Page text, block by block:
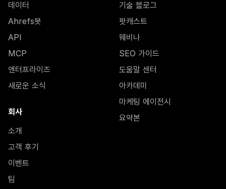
데이터
Ahrefs봇
API
MCP
엔터프라이즈
새로운 소식
회사
소개
고객 후기
이벤트
팀
기술 블로그
팟캐스트
웨비나
SEO 가이드
도움말 센터
아카데미
마케팅 에이전시
요약본